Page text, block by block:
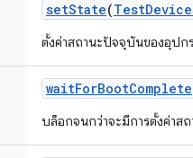
setState(TestDevice
ตั้งค่าสถานะปัจจุบันของอุป
waitForBootComplete
บล็อกจนกว่าจะมีการตั้งค่า